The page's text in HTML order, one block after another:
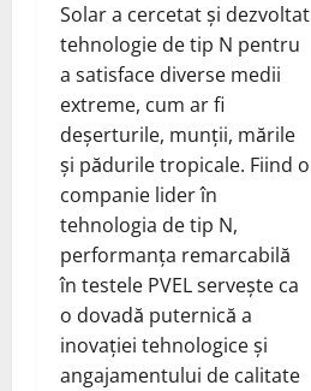
Solar a cercetat și dezvoltat
tehnologie de tip N pentru
a satisface diverse medii
extreme, cum ar fi
deșerturile, munții, mările
și pădurile tropicale. Fiind o
companie lider în
tehnologia de tip N,
performanța remarcabilă
în testele PVEL servește ca
o dovadă puternică a
inovației tehnologice și
angajamentului de calitate